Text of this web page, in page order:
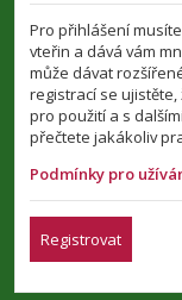
Pro přihlášení
vteřin a dává vám
může dávat
registrací se
pro použití a s
přečtete jakákoliv
Podmínky pro
Registrovat